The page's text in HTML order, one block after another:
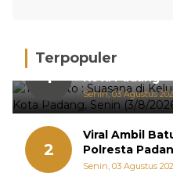
Terpopuler
1
Hujan Deras,
Kota Padang
Senin, 03 Agustus
2
Viral Ambil
Polresta
Sebenarnya
Senin, 03 Agustus